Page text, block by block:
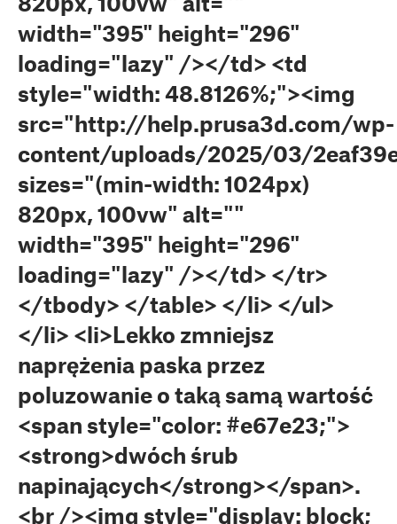
width="395" height="296"
loading="lazy" /></td> <td
style="width: 48.8126%;"><img
src="http://help.prusa3d.com/wp-
content/uploads/2025/03/
sizes="(min-width: 1024px)
820px, 100vw" alt=""
width="395" height="296"
loading="lazy" /></td> </tr>
</tbody> </table> </li> </ul>
</li> <li>Lekko zmniejsz
naprężenia paska przez
poluzowanie o taką samą wartość
<span style="color: #e67e23;">
<strong>dwóch śrub
napinających</strong></span>.
<br /><img style="display: block;